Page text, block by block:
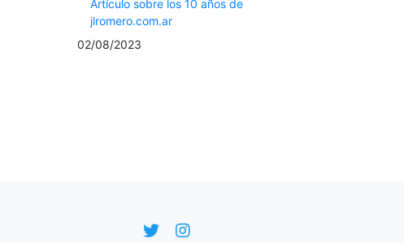
Artículo sobre los 10 años de
jlromero.com.ar
02/08/2023